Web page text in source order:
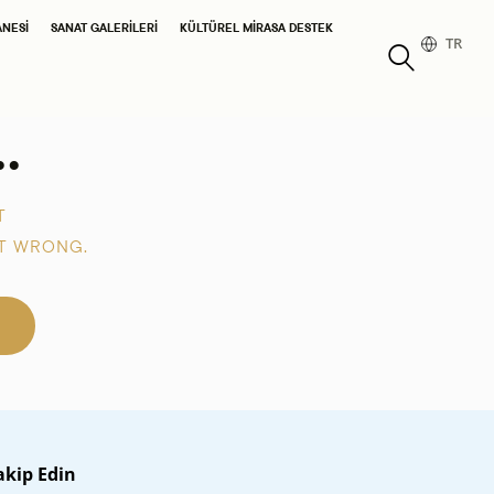
SANAT GALERILERI KÜLTÜREL MIRASA DESTEK
TR
WRONG.
Edin